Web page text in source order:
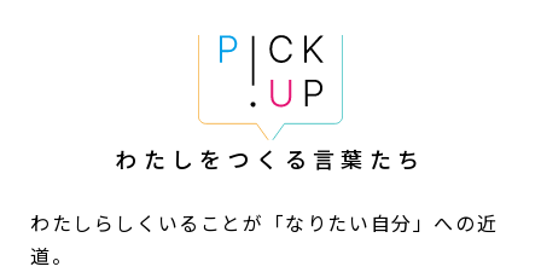
わたしをつくる 言葉たち
わたしらしくいることが「なりたい自分」への近
道。